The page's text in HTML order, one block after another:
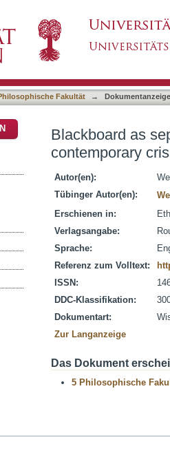
Fakultät → Dokumentanzeige
Blackboard as
contemporary
Autor(en):
Tübinger Autor(en):
Erschienen in:
Verlagsangabe:
Sprache:
Referenz zum Volltext:
ISSN:
DDC-Klassifikation:
Dokumentart:
Zur Langanzeige
Das Dokument
5 Philosophische